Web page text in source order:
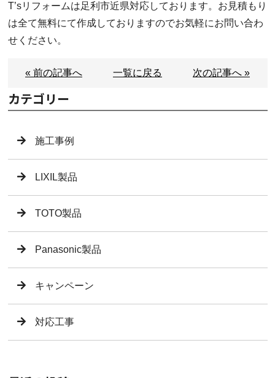
T’sリフォームは足利市近県対応しております。お見積もり
は全て無料にて作成しておりますのでお気軽にお問い合わ
せください。
« 前の記事へ 一覧に戻る 次の記事へ »
カテゴリー
施工事例
LIXIL製品
TOTO製品
Panasonic製品
キャンペーン
対応工事